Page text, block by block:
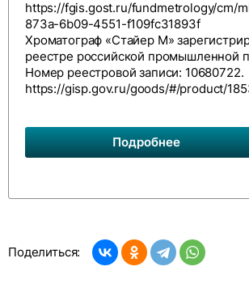
https://fgis.gost.ru/fundmetrology/cm/
873a-6b09-4551-f109fc31893f
Хроматограф «Стайер М»
реестре российской промышленной
Номер реестровой записи: 10680722.
https://gisp.gov.ru/goods/#/product/
Подробнее
Поделиться: